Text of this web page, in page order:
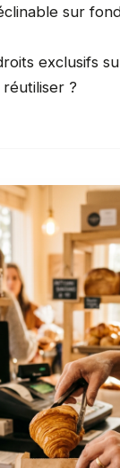
sur
exclusifs
?